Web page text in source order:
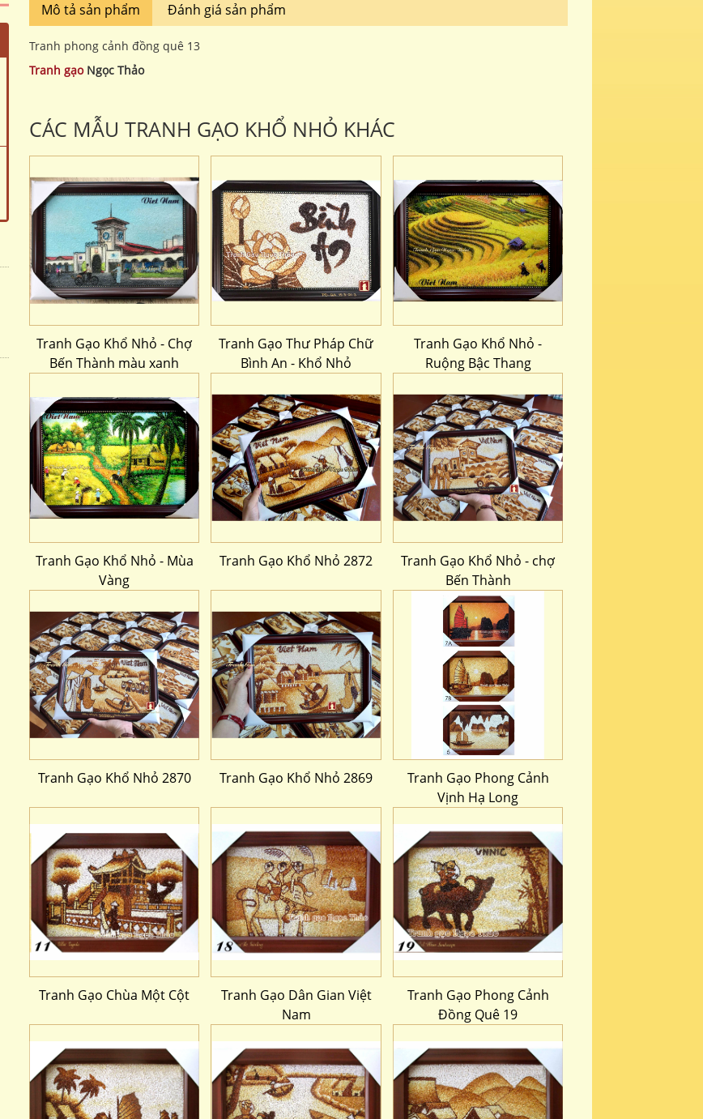
Mô tả sản phẩm Đánh giá sản phẩm
Tranh phong cảnh đồng quê 13
Tranh gạo Ngọc Thảo
CÁC MẪU TRANH GẠO KHỔ NHỎ KHÁC
Tranh Gạo Khổ Nhỏ - Chợ
Bến Thành màu xanh
Tranh Gạo Thư Pháp Chữ
Bình An - Khổ Nhỏ
Tranh Gạo Khổ Nhỏ -
Ruộng Bậc Thang
Tranh Gạo Khổ Nhỏ - Mùa
Vàng
Tranh Gạo Khổ Nhỏ 2872
Tranh Gạo Khổ Nhỏ - chợ
Bến Thành
Tranh Gạo Khổ Nhỏ 2870 Tranh Gạo Khổ Nhỏ 2869
Tranh Gạo Phong Cảnh
Vịnh Hạ Long
Tranh Gạo Chùa Một Cột
Tranh Gạo Dân Gian Việt
Nam
Tranh Gạo Phong Cảnh
Đồng Quê 19